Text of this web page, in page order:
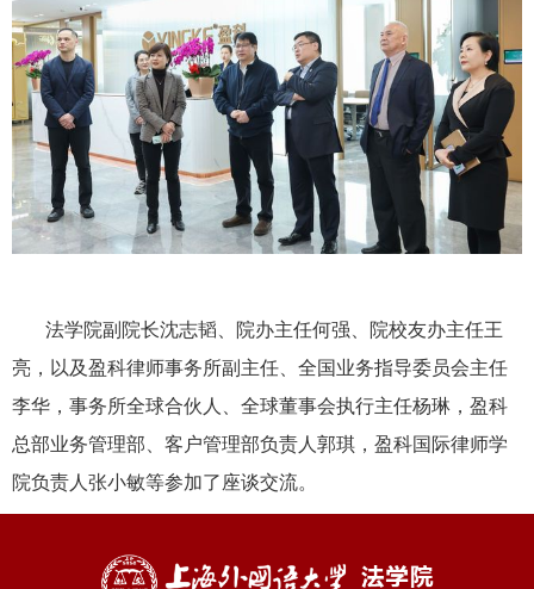
法学院副院长沈志韬、院办主任何强、院校友办主任王
亮，以及盈科律师事务所副主任、全国业务指导委员会主任
李华，事务所全球合伙人、全球董事会执行主任杨琳，盈科
总部业务管理部、客户管理部负责人郭琪，盈科国际律师学
院负责人张小敏等参加了座谈交流。